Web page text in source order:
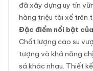
đã xây dựng uy tín
hàng triệu tài xế trên
Đặc điểm nổi bật
Chất lượng cao su
tượng và khả năng
sá khác nhau. Thiết